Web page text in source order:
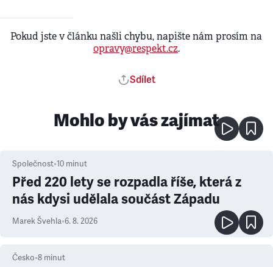
Pokud jste v článku našli chybu, napište nám prosím na
opravy@respekt.cz.
Sdílet
Mohlo by vás zajímat
Společnost•10 minut
Před 220 lety se rozpadla říše, která z
nás kdysi udělala součást Západu
Marek Švehla•6. 8. 2026
Česko•8 minut